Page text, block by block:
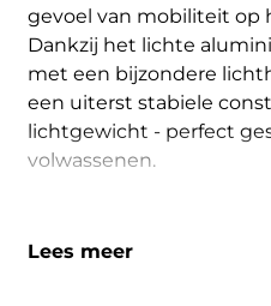
gevoel van mobiliteit op
Dankzij het lichte
met een bijzondere
een uiterst stabiele
lichtgewicht - perfect
volwassenen.
Lees meer